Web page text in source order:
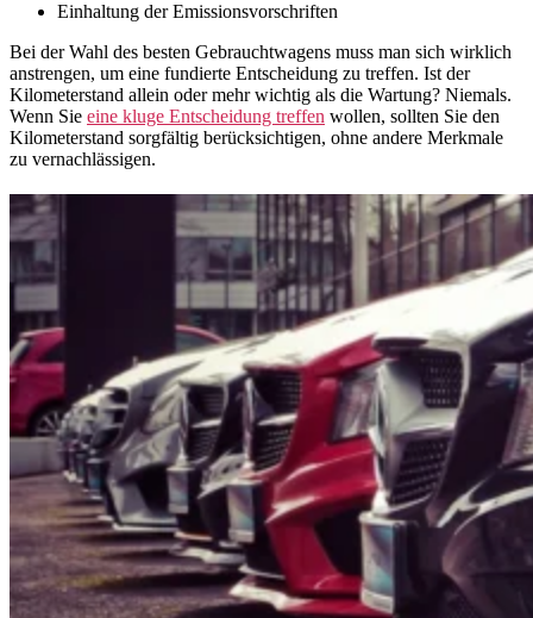
Einhaltung der Emissionsvorschriften
Bei der Wahl des besten Gebrauchtwagens muss man sich wirklich
anstrengen, um eine fundierte Entscheidung zu treffen. Ist der
Kilometerstand allein oder mehr wichtig als die Wartung? Niemals.
Wenn Sie eine kluge Entscheidung treffen wollen, sollten Sie den
Kilometerstand sorgfältig berücksichtigen, ohne andere Merkmale
zu vernachlässigen.